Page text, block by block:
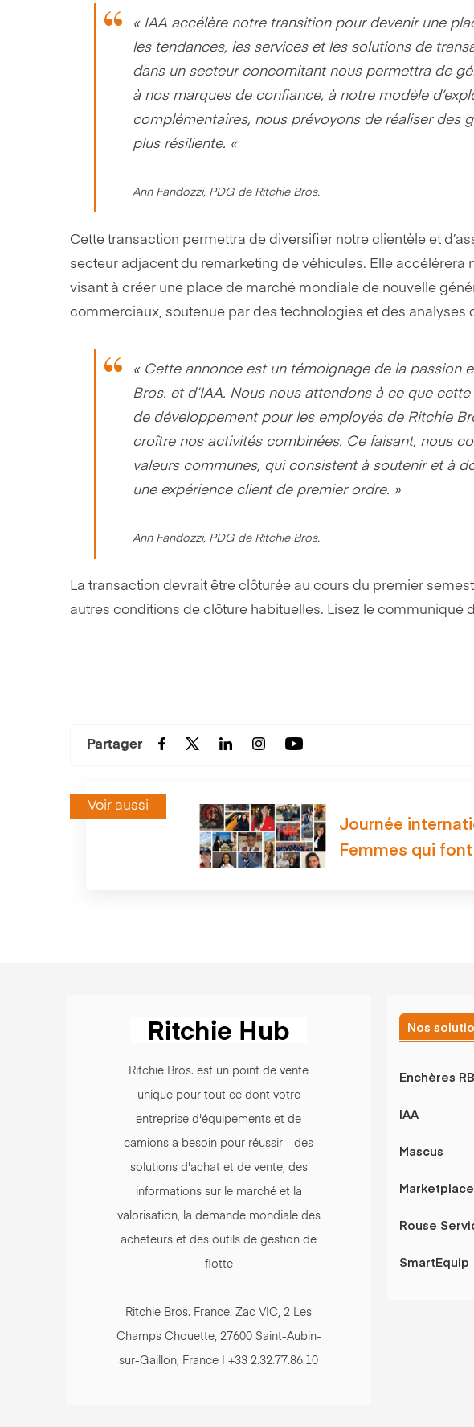
« IAA accélère notre transition pour devenir une
les tendances, les services et les solutions de
dans un secteur concomitant nous permettra de
à nos marques de confiance, à notre modèle
complémentaires, nous prévoyons de réaliser des
plus résiliente. «
Ann Fandozzi, PDG de Ritchie Bros.
Cette transaction permettra de diversifier notre clientèle et
secteur adjacent du remarketing de véhicules. Elle accélérera
visant à créer une place de marché mondiale de nouvelle
commerciaux, soutenue par des technologies et des analyses
« Cette annonce est un témoignage de la passion
Bros. et d’IAA. Nous nous attendons à ce que
de développement pour les employés de Ritchie
croître nos activités combinées. Ce faisant, nous
valeurs communes, qui consistent à soutenir et à
une expérience client de premier ordre. »
Ann Fandozzi, PDG de Ritchie Bros.
La transaction devrait être clôturée au cours du premier
autres conditions de clôture habituelles. Lisez le communiqué
Partager
Voir aussi
Journée
Femmes qui
Ritchie Bros. est un point de vente
unique pour tout ce dont votre
entreprise d'équipements et de
camions a besoin pour réussir - des
solutions d'achat et de vente, des
informations sur le marché et la
valorisation, la demande mondiale des
acheteurs et des outils de gestion de
flotte
Ritchie Bros. France. Zac VIC, 2 Les
Champs Chouette, 27600 Saint-Aubin-
sur-Gaillon, France | +33 2.32.77.86.10
Nos
Enchères RB
IAA
Mascus
Rouse
SmartEquip